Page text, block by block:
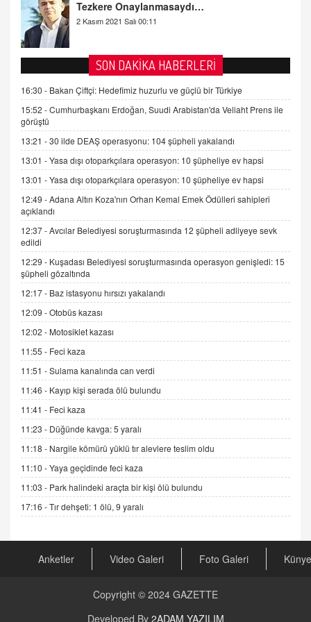
Kişisel verilerin korunması ve dijital hukukun
gelişimi
SEHER EREK
Kış Ayları Geldi, Hangi Önlemler Alınmalı?
9.12.2025 10:11
İNCİ GÜL AKÖL
Trump Keşke Adana'yı da Ziyaret Etse...
06.07.2026 13:00
ADEM AKÖL
Sednaya
DR. EKREM ASLAN
Gerçek Ne, Algı Ne? "Beraber Yürüyoruz"
Cümlesinin Peşinden
19.07.2025 12:45
GÖNÜL MENEKŞE
Şifacının Yolu
04.11.2025 12:56
AV. RÜMEYSA ÖZKALE
Kira Uyuşmazlıklarında Dava Açmadan Önce
Arabulucuya Başvuru Şartı
23.09.2023 16:30
CAN UĞURATEŞ
Değişen yapısıyla Suriye
16.12.2024 14:16
GÜNLÜK BURÇ YORUMU
Günlük Burç Yorumu | 22 Kasım 2024: Koç,
20.11.2024 17:44
PEARL SİRİUS
SON DAKİKA HABERLERİ
16:30 - Bakan Çiftçi: Hedefimiz huzurlu ve güçlü bir Türkiye
15:52 -Cumhurbaşkanı Erdoğan, Suudi Arabistan'da Veliaht Prens ile
görüştü
13:21 -30 ilde DEAŞ operasyonu: 104 şüpheli yakalandı
13:01 -Yasa dışı otoparkçılara operasyon: 10 şüpheliye ev hapsi
13:01 -Yasa dışı otoparkçılara operasyon: 10 şüpheliye ev hapsi
12:49 -Adana Altın Koza'nın Orhan Kemal Emek Ödülleri sahipleri
açıklandı
12:37 -Avcılar Belediyesi soruşturmasında 12 şüpheli adliyeye sevk
edildi
12:29 - Kuşadası Belediyesi soruşturmasında operasyon genişledi: 15
şüpheli gözaltında
12:17 - Baz istasyonu hırsızı yakalandı
12:09 -Otobüs kazası
12:02 - Motosiklet kazası
11:55 - Feci kaza
11:51 -Sulama kanalında can verdi
11:46 - Kayıp kişi serada ölü bulundu
11:41 - Feci kaza
11:23 - Düğünde kavga: 5 yaralı
11:18 - Nargile kömürü yüklü tır alevlere teslim oldu
11:10 -Yaya geçidinde feci kaza
11:03 - Park halindeki araçta bir kişi ölü bulundu
17:16 -Tır dehşeti: 1 ölü, 9 yaralı
Anketler Video Galeri Foto Galeri Künye
Copyright © 2024 GAZETTE
Developed By 2ADAM YAZILIM